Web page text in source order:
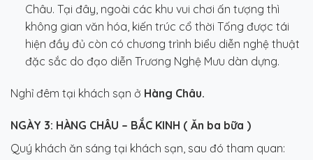
Châu. Tại đây, ngoài các khu vui chơi ấn tượng thì
không gian văn hóa, kiến trúc cổ thời Tống được tái
hiện đầy đủ còn có chương trình biểu diễn nghệ thuật
đặc sắc do đạo diễn Trương Nghệ Mưu dàn dựng.
Nghỉ đêm tại khách sạn ở Hàng Châu.
NGÀY 3: HÀNG CHÂU – BẮC KINH ( Ăn ba bữa )
Quý khách ăn sáng tại khách sạn, sau đó tham quan: